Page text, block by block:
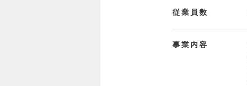
従業員数
事業内容